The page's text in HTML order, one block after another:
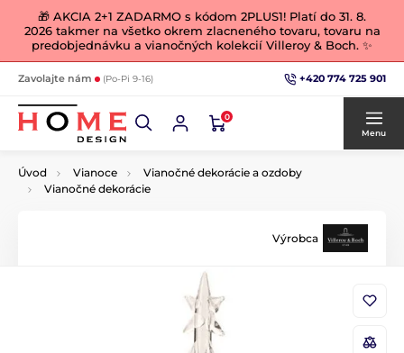
🎁 AKCIA 2+1 ZADARMO s kódom 2PLUS1! Platí do 31. 8.
2026 takmer na všetko okrem zlacneného tovaru, tovaru na
predobjednávku a vianočných kolekcií Villeroy & Boch. ✨
Zavolajte nám (Po-Pi 9-16) +420 774 725 901
0
Menu
Úvod Vianoce
Vianočné dekorácie a ozdoby
Vianočné dekorácie
Výrobca